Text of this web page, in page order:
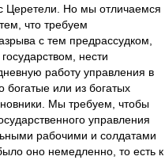
Церетели. Но мы отличаемся
что требуем
с тем предрассудком,
нести
работу управления в
богатые или из богатых
Мы требуем, чтобы
управления
рабочими и солдатами
оно немедленно, то есть к